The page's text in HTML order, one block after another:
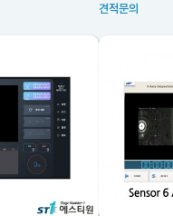
견적문의